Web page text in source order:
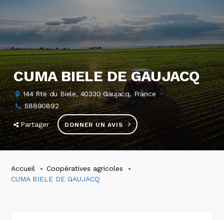
CUMA BIELE DE GAUJACQ
144 Rte du Biele, 40330 Gaujacq, France
58890892
Partager DONNER UN AVIS
Accueil
Coopératives agricoles
CUMA BIELE DE GAUJACQ